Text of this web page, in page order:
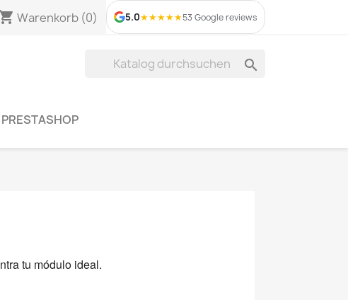
Warenkorb (0) 5.0★★★★★53 Google reviews

tu módulo ideal.